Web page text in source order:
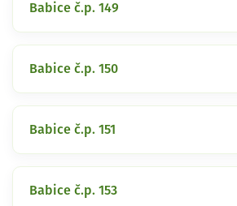
Babice č.p. 149
Babice č.p. 150
Babice č.p. 151
Babice č.p. 153